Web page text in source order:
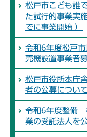
松戸市こども誰
た試行的事業実
でに事業開始 ）
令和6年度松戸
売機設置事業者
松戸市役所本庁
者の公募について
令和6年度整備
業の受託法人を